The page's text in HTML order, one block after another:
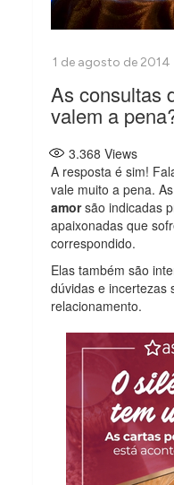
As consultas
valem a
3.368 Views
A resposta é sim!
vale muito a pena.
amorsão indicadas
apaixonadas que
correspondido.
Elas também são
dúvidas e incertezas
relacionamento.